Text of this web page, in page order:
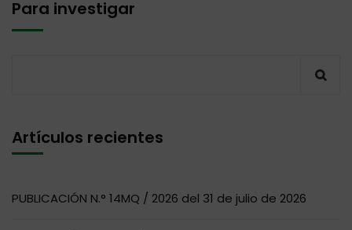
Para investigar
Artículos recientes
PUBLICACIÓN N.° 14MQ / 2026 del 31 de julio de 2026